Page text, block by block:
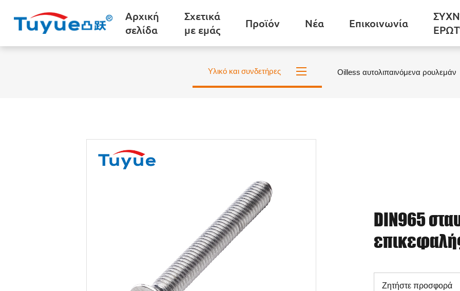
Αρχική
σελίδα
Σχετικά
με εμάς
Προϊόν Νέα Επικοινωνία
Υλικό και συνδετήρες Oilless αυτολιπαινόμενα ρουλεμάν
DIN965
Ζητήστε προσφορά